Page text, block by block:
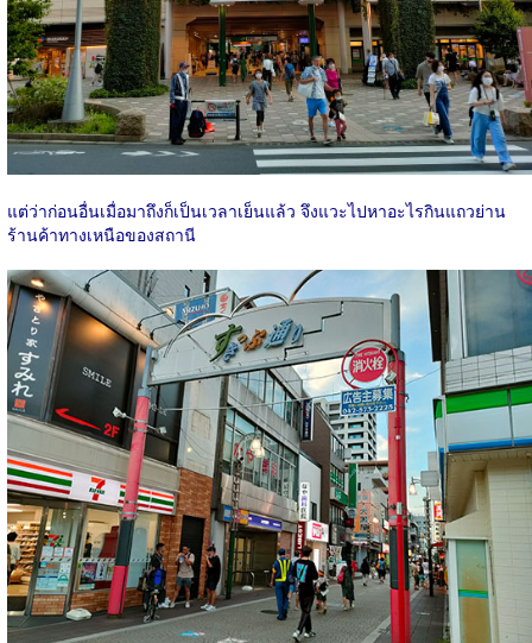
แต่ว่าก่อนอื่นเมื่อมาถึงก็เป็นเวลาเย็นแล้ว จึงแวะไปหาอะไรกินแถวย่าน
ร้านค้าทางเหนือของสถานี